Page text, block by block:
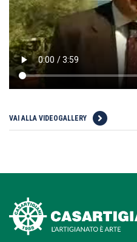
VAI ALLA VIDEOGALLERY